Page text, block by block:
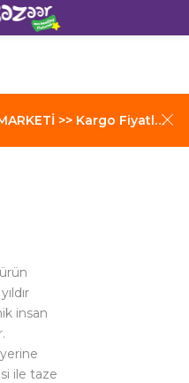
Kargo Fiyatları İçin Tıklayınız
Kargo
insan
ile taze